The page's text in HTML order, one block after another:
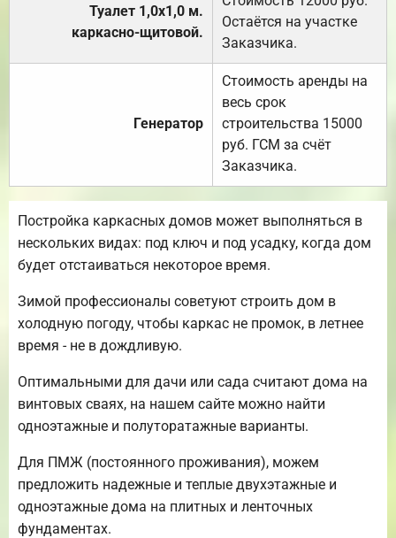
Туалет 1,0х1,0 м.
каркасно-щитовой.
Остаётся на участке
Заказчика.
Генератор
Стоимость аренды на
весь срок
строительства 15000
руб. ГСМ за счёт
Заказчика.
Постройка каркасных домов может выполняться в
нескольких видах: под ключ и под усадку, когда дом
будет отстаиваться некоторое время.
Зимой профессионалы советуют строить дом в
холодную погоду, чтобы каркас не промок, в летнее
время - не в дождливую.
Оптимальными для дачи или сада считают дома на
винтовых сваях, на нашем сайте можно найти
одноэтажные и полуторатажные варианты.
Для ПМЖ (постоянного проживания), можем
предложить надежные и теплые двухэтажные и
одноэтажные дома на плитных и ленточных
фундаментах.